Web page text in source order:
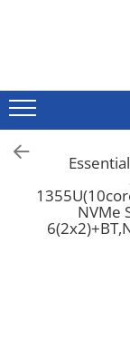
Laptop, Tablete &
Laptop /
Notebook
Accesorii Laptop
Componente
NVMe